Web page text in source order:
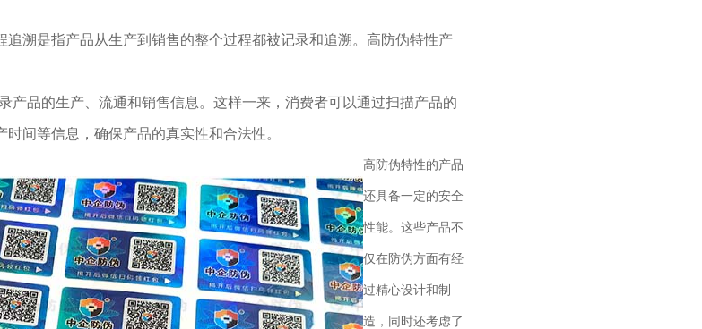
溯是指产品从生产到销售的整个过程都被记录和追溯。高防伪特性产
产品的生产、流通和销售信息。这样一来，消费者可以通过扫描产品的
间等信息，确保产品的真实性和合法性。
高防伪特性的产品
还具备一定的安全
性能。这些产品不
仅在防伪方面有经
过精心设计和制
造，同时还考虑了